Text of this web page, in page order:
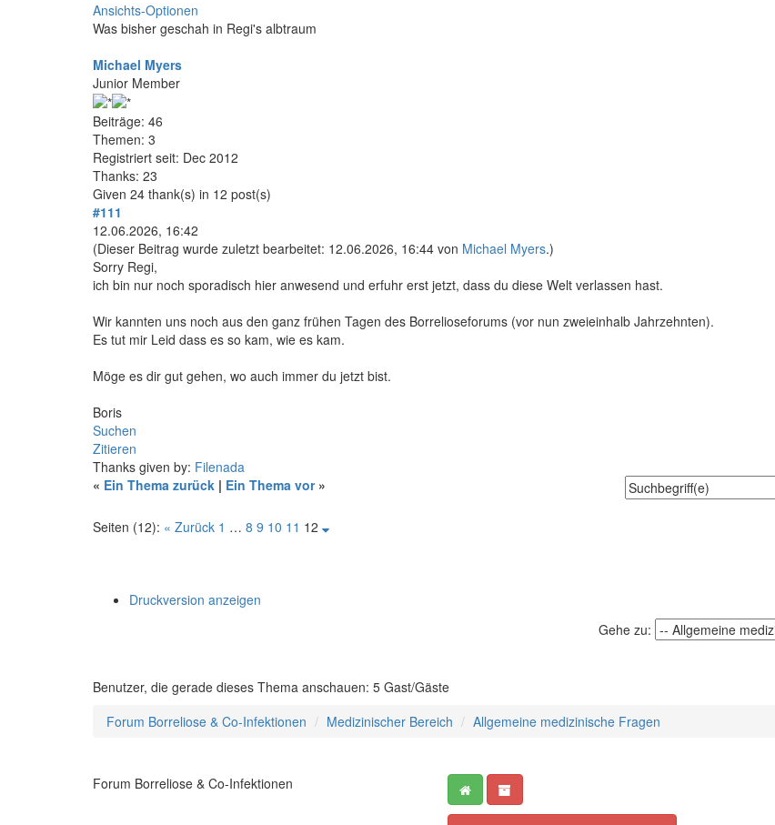
Ansichts-Optionen
Was bisher geschah in Regi's albtraum
Michael Myers
Junior Member
Beiträge: 46
Themen: 3
Registriert seit: Dec 2012
Thanks: 23
Given 24 thank(s) in 12 post(s)
#111
12.06.2026, 16:42
(Dieser Beitrag wurde zuletzt bearbeitet: 12.06.2026, 16:44 von Michael Myers.)
Sorry Regi,
ich bin nur noch sporadisch hier anwesend und erfuhr erst jetzt, dass du diese Welt verlassen hast.
Wir kannten uns noch aus den ganz frühen Tagen des Borrelioseforums (vor nun zweieinhalb Jahrzehnten).
Es tut mir Leid dass es so kam, wie es kam.
Möge es dir gut gehen, wo auch immer du jetzt bist.
Boris
Suchen
Zitieren
Thanks given by: Filenada
« Ein Thema zurück | Ein Thema vor»
Seiten (12): « Zurück 1 … 8 9 10 11 12
Druckversion anzeigen
Gehe zu:
Benutzer, die gerade dieses Thema anschauen: 5 Gast/Gäste
Forum Borreliose & Co-Infektionen
Medizinischer Bereich Allgemeine medizinische Fragen
Forum Borreliose & Co-Infektionen